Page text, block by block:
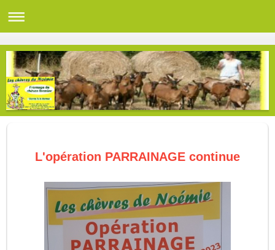
L'opération PARRAINAGE continue